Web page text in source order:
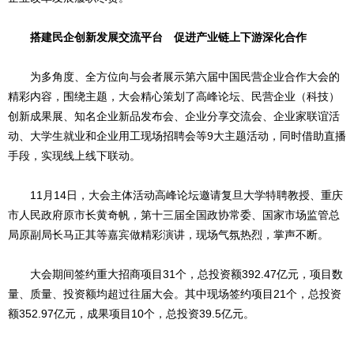
搭建民企创新发展交流平台 促进产业链上下游深化合作
为多角度、全方位向与会者展示第六届中国民营企业合作大会的
精彩内容，围绕主题，大会精心策划了高峰论坛、民营企业（科技）
创新成果展、知名企业新品发布会、企业分享交流会、企业家联谊活
动、大学生就业和企业用工现场招聘会等9大主题活动，同时借助直播
手段，实现线上线下联动。
11月14日，大会主体活动高峰论坛邀请复旦大学特聘教授、重庆
市人民政府原市长黄奇帆，第十三届全国政协常委、国家市场监管总
局原副局长马正其等嘉宾做精彩演讲，现场气氛热烈，掌声不断。
大会期间签约重大招商项目31个，总投资额392.47亿元，项目数
量、质量、投资额均超过往届大会。其中现场签约项目21个，总投资
额352.97亿元，成果项目10个，总投资39.5亿元。